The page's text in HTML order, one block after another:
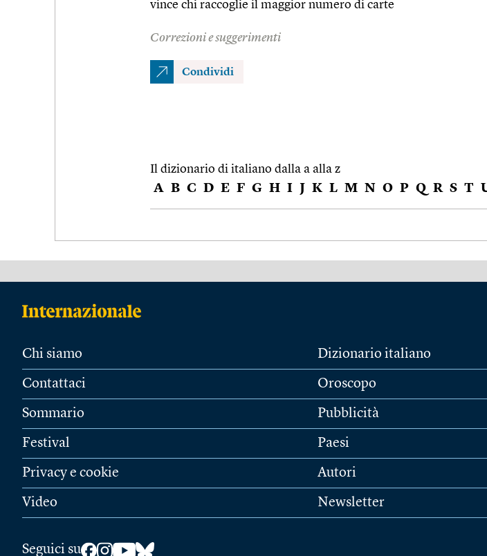
vince chi raccoglie il maggior numero di carte
Correzioni e suggerimenti
Condividi
Il dizionario di italiano dalla a alla z
A B C D E F G H I J K L M N O P Q R S T
Chi siamo
Contattaci
Sommario
Festival
Privacy e cookie
Video
Dizionario italiano
Oroscopo
Pubblicità
Paesi
Autori
Newsletter
Seguici su